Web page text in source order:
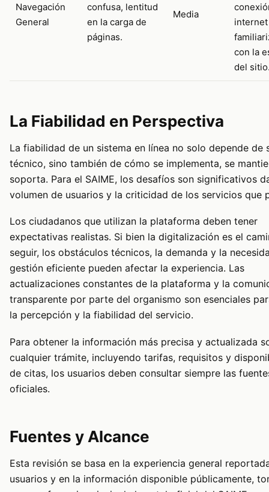
Navegación
General
confusa, lentitud
en la carga de
páginas.
Media
con la
del
La Fiabilidad en Perspectiva
La fiabilidad de un sistema en línea no solo depende de
técnico, sino también de cómo se implementa, se
soporta. Para el SAIME, los desafíos son significativos
volumen de usuarios y la criticidad de los servicios que
Los ciudadanos que utilizan la plataforma deben tener
expectativas realistas. Si bien la digitalización es el
seguir, los obstáculos técnicos, la demanda y la
gestión eficiente pueden afectar la experiencia. Las
actualizaciones constantes de la plataforma y la
transparente por parte del organismo son esenciales
la percepción y la fiabilidad del servicio.
Para obtener la información más precisa y actualizada
cualquier trámite, incluyendo tarifas, requisitos y
de citas, los usuarios deben consultar siempre las
oficiales.
Fuentes y Alcance
Esta revisión se basa en la experiencia general
usuarios y en la información disponible públicamente,